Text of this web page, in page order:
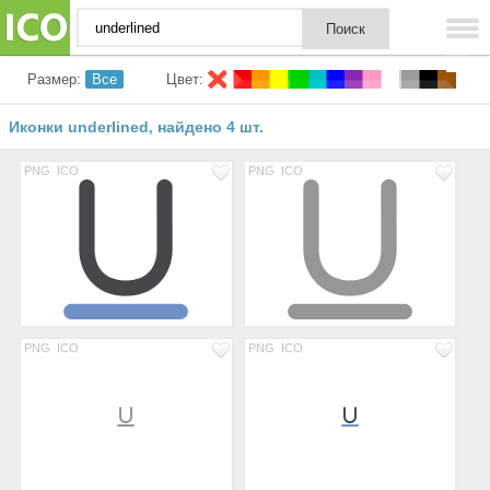
Размер: Все Цвет:
Иконки underlined, найдено 4 шт.
PNG ICO PNG ICO
PNG ICO PNG ICO